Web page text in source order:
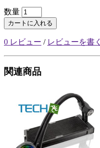
数量
カートに入れる
0 レビュー / レビューを書く
関連商品